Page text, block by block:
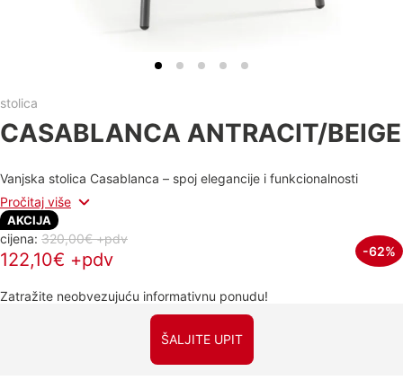
stolica
CASABLANCA ANTRACIT/BEIGE
Vanjska stolica Casablanca – spoj elegancije i funkcionalnosti
Pročitaj više
AKCIJA
cijena: 320,00€ +pdv
122,10€ +pdv -62%
Zatražite neobvezujuću informativnu ponudu!
ŠALJITE UPIT